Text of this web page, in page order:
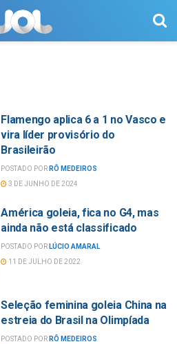
Flamengo aplica 6 a 1 no Vasco e
vira líder provisório do
Brasileirão
POSTADO POR RÔ MEDEIROS
3 DE JUNHO DE 2024
América goleia, fica no G4, mas
ainda não está classificado
POSTADO POR LÚCIO AMARAL
11 DE JULHO DE 2022
Seleção feminina goleia China na
estreia do Brasil na Olimpíada
POSTADO POR RÔ MEDEIROS